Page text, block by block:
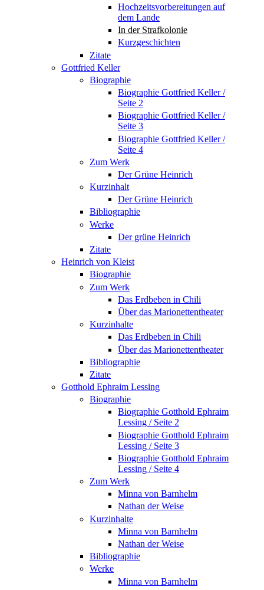
Hochzeitsvorbereitungen auf
dem Lande
In der Strafkolonie
Kurzgeschichten
Zitate
Gottfried Keller
Biographie
Biographie Gottfried Keller /
Seite 2
Biographie Gottfried Keller /
Seite 3
Biographie Gottfried Keller /
Seite 4
Zum Werk
Der Grüne Heinrich
Kurzinhalt
Der Grüne Heinrich
Bibliographie
Werke
Der grüne Heinrich
Zitate
Heinrich von Kleist
Biographie
Zum Werk
Das Erdbeben in Chili
Über das Marionettentheater
Kurzinhalte
Das Erdbeben in Chili
Über das Marionettentheater
Bibliographie
Zitate
Gotthold Ephraim Lessing
Biographie
Biographie Gotthold Ephraim
Lessing / Seite 2
Biographie Gotthold Ephraim
Lessing / Seite 3
Biographie Gotthold Ephraim
Lessing / Seite 4
Zum Werk
Minna von Barnhelm
Nathan der Weise
Kurzinhalte
Minna von Barnhelm
Nathan der Weise
Bibliographie
Werke
Minna von Barnhelm